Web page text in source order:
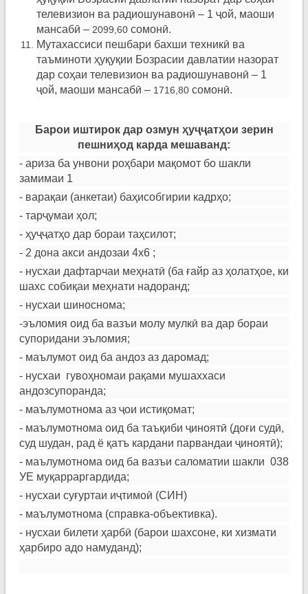
телевизион ва радиошунавонӣ – 1 ҷой, маоши
мансабӣ – 2099,60 сомонӣ.
Мутахассиси пешбари бахши техникӣ ва
таъминоти ҳуқуқии Бозрасии давлатии назорат
дар соҳаи телевизион ва радиошунавонӣ – 1
ҷой, маоши мансабӣ – 1716,80 сомонӣ.
Барои иштирок дар озмун ҳуҷҷатҳои зерин
пешниҳод карда мешаванд:
- ариза ба унвони роҳбари мақомот бо шакли
замимаи 1
- варақаи (анкетаи) баҳисобгирии кадрҳо;
- тарҷумаи ҳол;
- ҳуҷҷатҳо дар бораи таҳсилот;
- 2 дона акси андозаи 4х6 ;
- нусхаи дафтарчаи меҳнатӣ (ба ғайр аз ҳолатҳое, ки
шахс собиқаи меҳнати надоранд;
- нусхаи шиноснома;
-эъломия оид ба вазъи молу мулкӣ ва дар бораи
супоридани эъломия;
- маълумот оид ба андоз аз даромад;
- нусхаи гувоҳномаи рақами мушаххаси
андозсупоранда;
- маълумотнома аз ҷои истиқомат;
- маълумотнома оид ба таъқиби ҷиноятӣ (доғи судӣ,
суд шудан, рад ё қатъ кардани парвандаи ҷиноятӣ);
- маълумотнома оид ба вазъи саломатии шакли 038
УЕ муқарраргардида;
- нусхаи суғуртаи иҷтимоӣ (СИН)
- маълумотнома (справка-объективка).
- нусхаи билети ҳарбӣ (барои шахсоне, ки хизмати
ҳарбиро адо намуданд);